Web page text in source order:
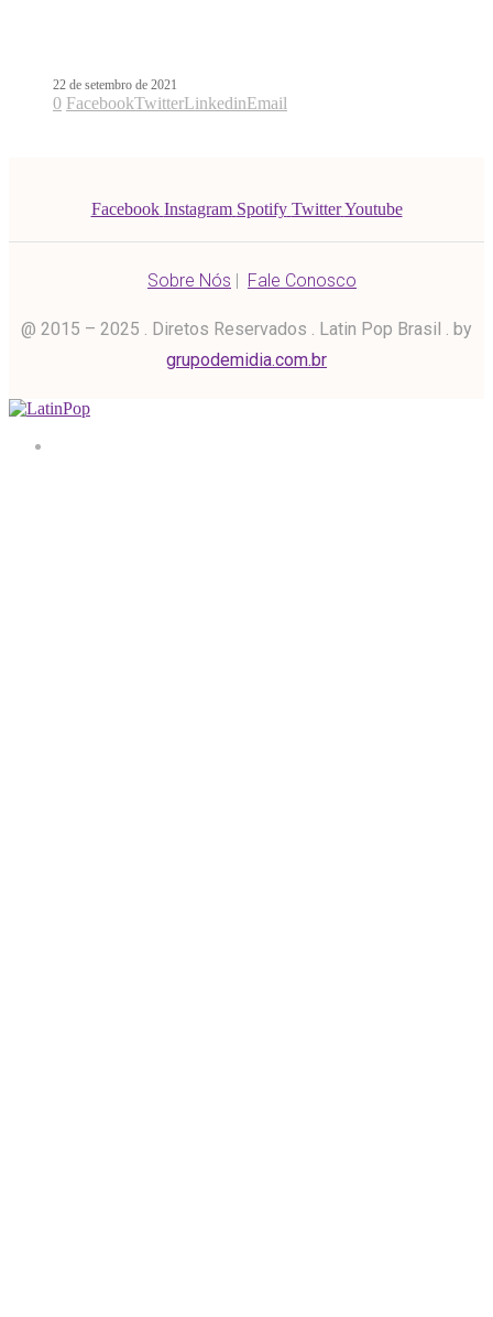
22 de setembro de 2021
0 FacebookTwitterLinkedinEmail
Facebook Instagram Spotify Twitter Youtube
Sobre Nós | Fale Conosco
@ 2015 – 2025 . Diretos Reservados . Latin Pop Brasil . by
grupodemidia.com.br